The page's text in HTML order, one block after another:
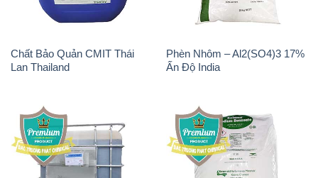
Chất Bảo Quản CMIT Thái
Lan Thailand
Phèn Nhôm – Al2(SO4)3 17%
Ấn Độ India